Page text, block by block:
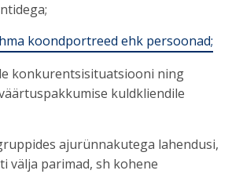
koondportreed ehk persoonad;
konkurentsisituatsiooni ning
kuldkliendile
ajurünnakutega lahendusi,
välja parimad, sh kohene